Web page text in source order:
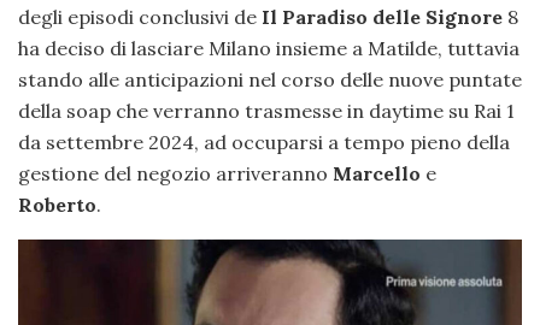
degli episodi conclusivi de Il Paradiso delle Signore 8
ha deciso di lasciare Milano insieme a Matilde, tuttavia
stando alle anticipazioni nel corso delle nuove puntate
della soap che verranno trasmesse in daytime su Rai 1
da settembre 2024, ad occuparsi a tempo pieno della
gestione del negozio arriveranno Marcello e
Roberto.